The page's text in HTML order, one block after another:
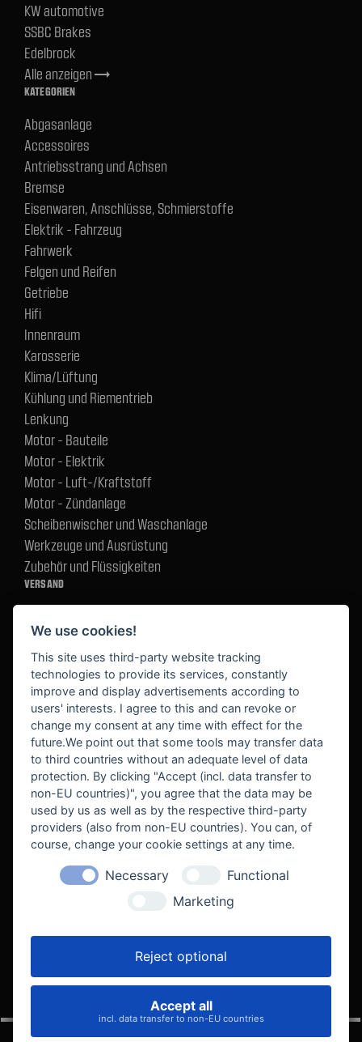
KW automotive
SSBC Brakes
Edelbrock
Alle anzeigentrending_flat
KATEGORIEN
Abgasanlage
Accessoires
Antriebsstrang und Achsen
Bremse
Eisenwaren, Anschlüsse, Schmierstoffe
Elektrik - Fahrzeug
Fahrwerk
Felgen und Reifen
Getriebe
Hifi
Innenraum
Karosserie
Klima/Lüftung
Kühlung und Riementrieb
Lenkung
Motor - Bauteile
Motor - Elektrik
Motor - Luft-/Kraftstoff
Motor - Zündanlage
Scheibenwischer und Waschanlage
Werkzeuge und Ausrüstung
Zubehör und Flüssigkeiten
VERSAND
BEKANNT AUS
VELOCITY AUTOMOTIVE
We use cookies!
This site uses third-party website tracking
technologies to provide its services, constantly
improve and display advertisements according to
users' interests. I agree to this and can revoke or
change my consent at any time with effect for the
future.We point out that some tools may transfer data
to third countries without an adequate level of data
protection. By clicking "Accept (incl. data transfer to
non-EU countries)", you agree that the data may be
used by us as well as by the respective third-party
providers (also from non-EU countries). You can, of
course, change your cookie settings at any time.
Necessary
Functional
Marketing
Reject optional
Accept all
incl. data transfer to non-EU countries